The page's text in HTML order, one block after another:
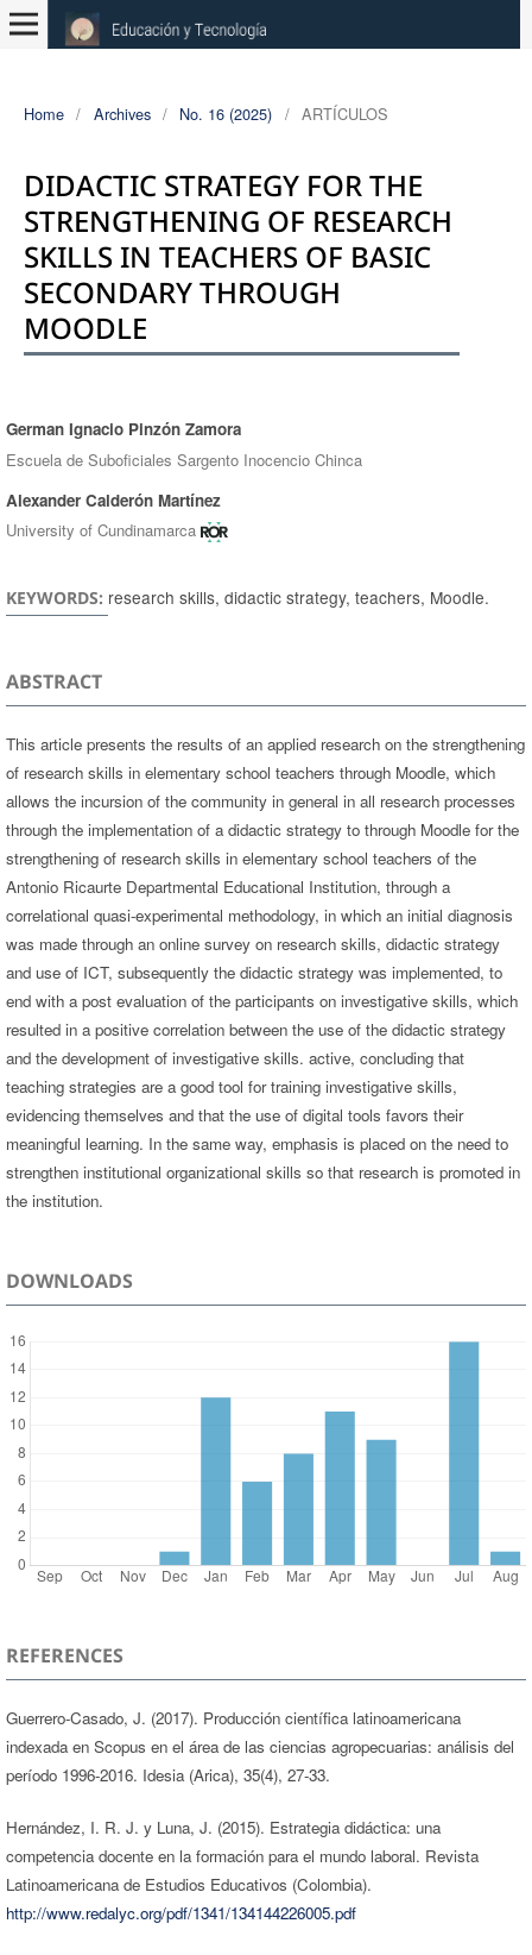
Home / Archives / No. 16 (2025) / ARTÍCULOS
DIDACTIC STRATEGY FOR THE
STRENGTHENING OF RESEARCH
SKILLS IN TEACHERS OF BASIC
SECONDARY THROUGH
MOODLE
Authors
German Ignacio Pinzón Zamora
Escuela de Suboficiales Sargento Inocencio Chinca
Alexander Calderón Martínez
University of Cundinamarca
KEYWORDS: research skills, didactic strategy, teachers, Moodle.
ABSTRACT
This article presents the results of an applied research on the strengthening
of research skills in elementary school teachers through Moodle, which
allows the incursion of the community in general in all research processes
through the implementation of a didactic strategy to through Moodle for the
strengthening of research skills in elementary school teachers of the
Antonio Ricaurte Departmental Educational Institution, through a
correlational quasi-experimental methodology, in which an initial diagnosis
was made through an online survey on research skills, didactic strategy
and use of ICT, subsequently the didactic strategy was implemented, to
end with a post evaluation of the participants on investigative skills, which
resulted in a positive correlation between the use of the didactic strategy
and the development of investigative skills. active, concluding that
teaching strategies are a good tool for training investigative skills,
evidencing themselves and that the use of digital tools favors their
meaningful learning. In the same way, emphasis is placed on the need to
strengthen institutional organizational skills so that research is promoted in
the institution.
DOWNLOADS
REFERENCES
Guerrero-Casado, J. (2017). Producción científica latinoamericana
indexada en Scopus en el área de las ciencias agropecuarias: análisis del
período 1996-2016. Idesia (Arica), 35(4), 27-33.
Hernández, I. R. J. y Luna, J. (2015). Estrategia didáctica: una
competencia docente en la formación para el mundo laboral. Revista
Latinoamericana de Estudios Educativos (Colombia).
http://www.redalyc.org/pdf/1341/134144226005.pdf